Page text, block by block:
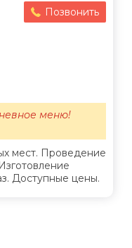
Позвонить
мест. Проведение
Доступные цены.
меню!